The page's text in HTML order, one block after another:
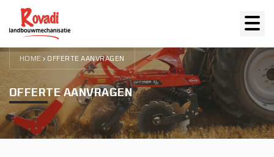
HOME › OFFERTE AANVRAGEN
OFFERTE AANVRAGEN